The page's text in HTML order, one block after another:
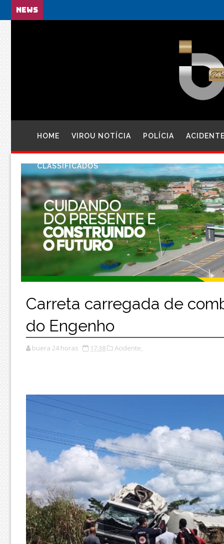
NEWS
HOME VIROU NOTÍCIA POLÍCIA
CLASSIFICADOS
Carreta carregada de
do Engenho
buera 24 horas 17:38 Acidente,